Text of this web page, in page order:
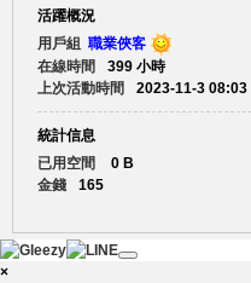
活躍概況
用戶組 職業俠客
在線時間
399 小時
上次活動時間
2023-11-3 08:03
統計信息
已用空間
0 B
金錢
165
×